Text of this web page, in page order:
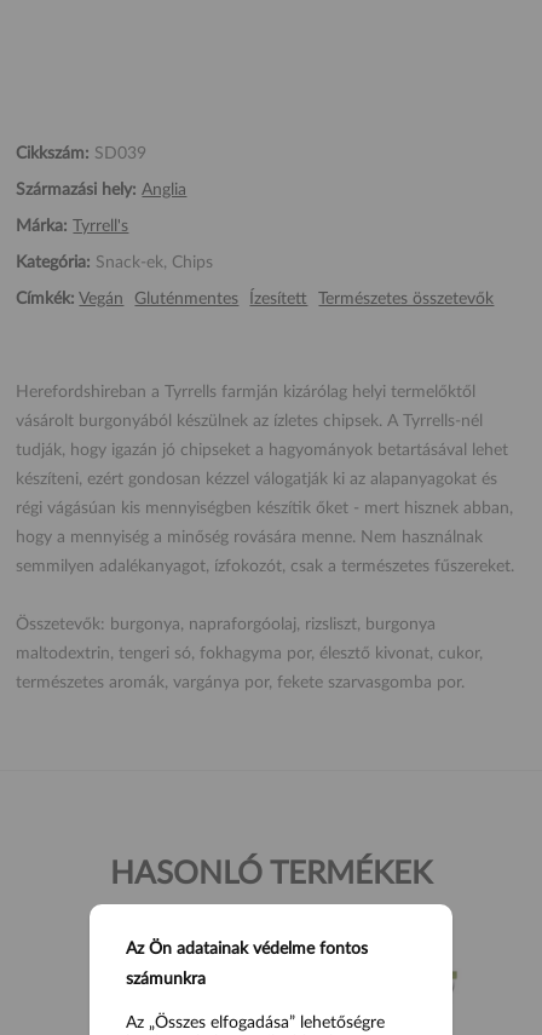
Cikkszám: SD039
Származási hely: Anglia
Márka: Tyrrell's
Kategória: Snack-ek, Chips
Címkék: Vegán Gluténmentes Ízesített Természetes összetevők
Herefordshireban a Tyrrells farmján kizárólag helyi termelőktől
vásárolt burgonyából készülnek az ízletes chipsek. A Tyrrells-nél
tudják, hogy igazán jó chipseket a hagyományok betartásával lehet
készíteni, ezért gondosan kézzel válogatják ki az alapanyagokat és
régi vágásúan kis mennyiségben készítik őket - mert hisznek abban,
hogy a mennyiség a minőség rovására menne. Nem használnak
semmilyen adalékanyagot, ízfokozót, csak a természetes fűszereket.
Összetevők: burgonya, napraforgóolaj, rizsliszt, burgonya
maltodextrin, tengeri só, fokhagyma por, élesztő kivonat, cukor,
természetes aromák, vargánya por, fekete szarvasgomba por.
HASONLÓ TERMÉKEK
Az Ön adatainak védelme fontos
számunkra
Az „Összes elfogadása” lehetőségre